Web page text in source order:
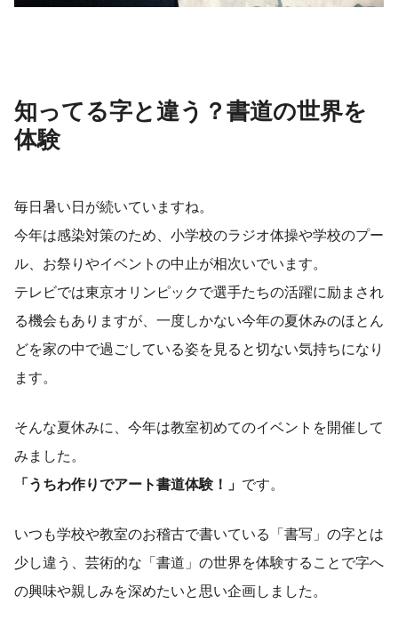
知ってる字と違う？書道の世界を
体験
毎日暑い日が続いていますね。
今年は感染対策のため、小学校のラジオ体操や学校のプー
ル、お祭りやイベントの中止が相次いでいます。
テレビでは東京オリンピックで選手たちの活躍に励まされ
る機会もありますが、一度しかない今年の夏休みのほとん
どを家の中で過ごしている姿を見ると切ない気持ちになり
ます。
そんな夏休みに、今年は教室初めてのイベントを開催して
みました。
「うちわ作りでアート書道体験！」 です。
いつも学校や教室のお稽古で書いている「書写」の字とは
少し違う、芸術的な「書道」の世界を体験することで字へ
の興味や親しみを深めたいと思い企画しました。